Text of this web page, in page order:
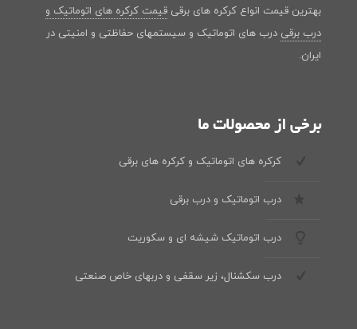
بهترین قیمت انواع کرکره های برقی قیمت کرکره های اتوماتیک و
درب برقی درب های اتوماتیک و سیستمهای حفاظتی و امنیتی در
ایران.
برخی از محصولات ما
کرکره های اتوماتیک و کرکره های برقی
درب اتوماتیک و درب برقی
درب اتوماتیک شیشه ای و سکوریت
درب سکشنال، زیر سقفی و دربهای خاص صنعتی